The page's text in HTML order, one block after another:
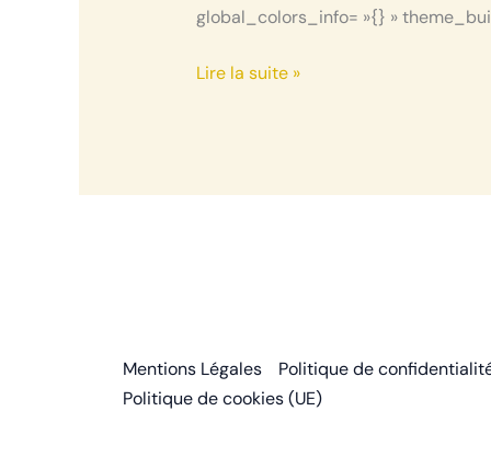
global_colors_info= »{} »
Lire la suite »
Mentions Légales
Politique de
Politique de cookies (UE)